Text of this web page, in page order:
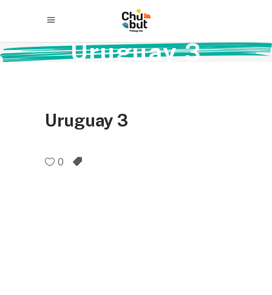
Uruguay 3
Uruguay 3
0